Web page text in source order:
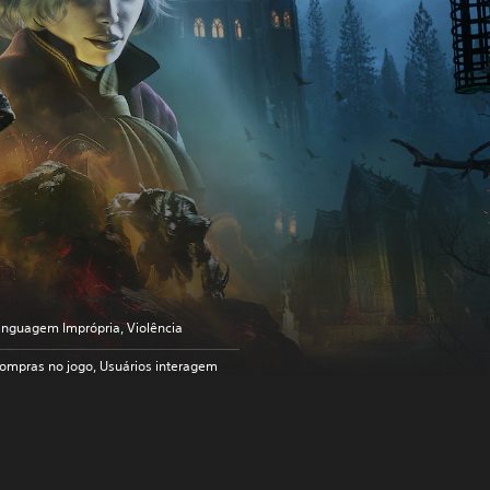
Imprópria, Violência
no jogo, Usuários interagem